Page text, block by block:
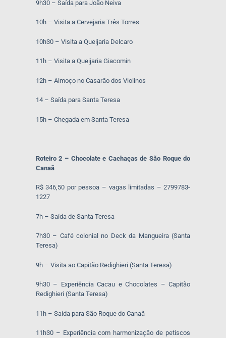
9h30 – Saída para João Neiva
10h – Visita a Cervejaria Três Torres
10h30 – Visita a Queijaria Delcaro
11h – Visita a Queijaria Giacomin
12h – Almoço no Casarão dos Violinos
14 – Saída para Santa Teresa
15h – Chegada em Santa Teresa
Roteiro 2 – Chocolate e Cachaças de São Roque do
Canaã
R$ 346,50 por pessoa – vagas limitadas – 2799783-
1227
7h – Saída de Santa Teresa
7h30 – Café colonial no Deck da Mangueira (Santa
Teresa)
9h – Visita ao Capitão Redighieri (Santa Teresa)
9h30 – Experiência Cacau e Chocolates – Capitão
Redighieri (Santa Teresa)
11h – Saída para São Roque do Canaã
11h30 – Experiência com harmonização de petiscos